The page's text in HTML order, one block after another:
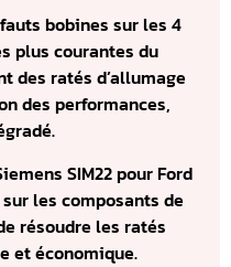
bobines sur les 4
plus courantes du
des ratés d’allumage
des performances,
SIM22 pour Ford
les composants de
résoudre les ratés
et économique.